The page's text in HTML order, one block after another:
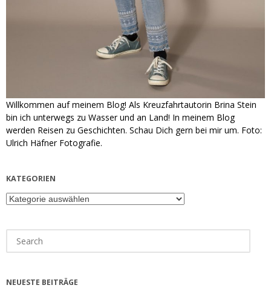
Willkommen auf meinem Blog! Als Kreuzfahrtautorin Brina Stein
bin ich unterwegs zu Wasser und an Land! In meinem Blog
werden Reisen zu Geschichten. Schau Dich gern bei mir um. Foto:
Ulrich Häfner Fotografie.
KATEGORIEN
Kategorien
for:
NEUESTE BEITRÄGE